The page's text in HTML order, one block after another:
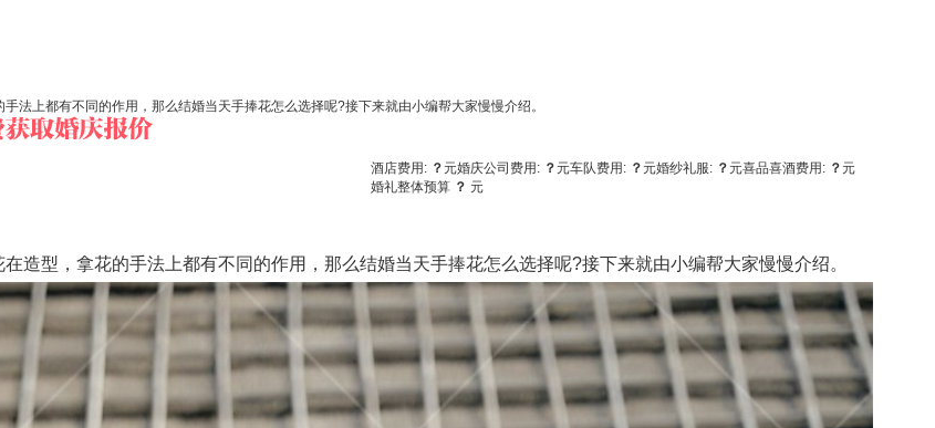
上都有不同的作用，那么结婚当天手捧花怎么选择呢?接下来就由小编帮大家慢慢介绍。
酒店费用: ？元婚庆公司费用: ？元车队费用: ？元婚纱礼服: ？元喜品喜酒费用: ？元
婚礼整体预算 ？ 元
型，拿花的手法上都有不同的作用，那么结婚当天手捧花怎么选择呢?接下来就由小编帮大家慢慢介绍。